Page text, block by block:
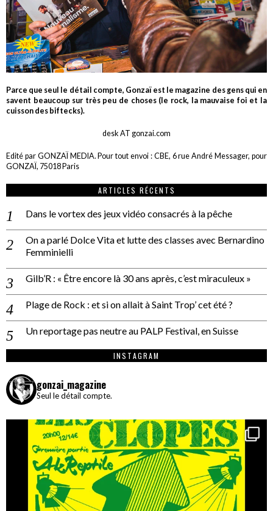
Parce que seul le détail compte, Gonzaï est le magazine des gens qui en
savent beaucoup sur très peu de choses (le rock, la mauvaise foi et la
cuisson des biftecks).
desk AT gonzai.com
Edité par GONZAÏ MEDIA. Pour tout envoi : CBE, 6 rue André Messager, pour
GONZAÏ, 75018 Paris
ARTICLES RÉCENTS
Dans le vortex des jeux vidéo consacrés à la pêche
On a parlé Dolce Vita et lutte des classes avec Bernardino
Femminielli
Gilb’R : « Être encore là 30 ans après, c’est miraculeux »
Plage de Rock : et si on allait à Saint Trop’ cet été ?
Un reportage pas neutre au PALP Festival, en Suisse
INSTAGRAM
gonzai_magazine
Seul le détail compte.